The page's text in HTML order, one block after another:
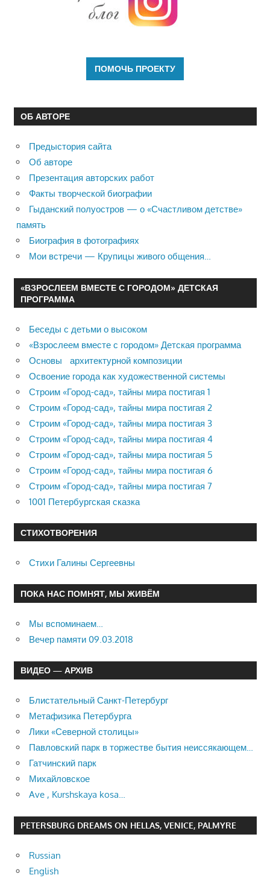
ОБ АВТОРЕ
Предыстория сайта
Об авторе
Презентация авторских работ
Факты творческой биографии
Гыданский полуостров — о «Счастливом детстве»
память
Биография в фотографиях
Мои встречи — Крупицы живого общения…
«ВЗРОСЛЕЕМ ВМЕСТЕ С ГОРОДОМ» ДЕТСКАЯ
ПРОГРАММА
Беседы с детьми о высоком
«Взрослеем вместе с городом» Детская программа
Основы архитектурной композиции
Освоение города как художественной системы
Строим «Город-сад», тайны мира постигая 1
Строим «Город-сад», тайны мира постигая 2
Строим «Город-сад», тайны мира постигая 3
Строим «Город-сад», тайны мира постигая 4
Строим «Город-сад», тайны мира постигая 5
Строим «Город-сад», тайны мира постигая 6
Строим «Город-сад», тайны мира постигая 7
1001 Петербургская сказка
СТИХОТВОРЕНИЯ
Стихи Галины Сергеевны
ПОКА НАС ПОМНЯТ, МЫ ЖИВЁМ
Мы вспоминаем…
Вечер памяти 09.03.2018
ВИДЕО — АРХИВ
Блистательный Санкт-Петербург
Метафизика Петербурга
Лики «Северной столицы»
Павловский парк в торжестве бытия неиссякающем…
Гатчинский парк
Михайловское
Ave , Kurshskaya kosa…
PETERSBURG DREAMS ON HELLAS, VENICE, PALMYRE
Russian
English